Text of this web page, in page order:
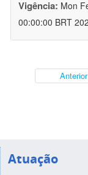
Vigência: Mon
00:00:00 BRT
Anterior
Atuação